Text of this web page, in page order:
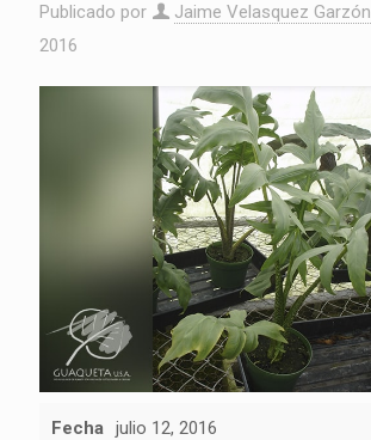
Publicado por Jaime Velasquez Garzón
2016
Fecha julio 12, 2016